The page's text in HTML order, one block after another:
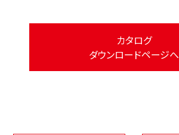
カタログ
ダウンロードページへ